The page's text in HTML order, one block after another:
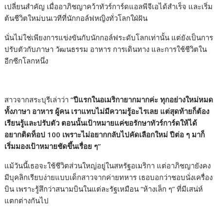
เปลี่ยนสำคัญ เมื่ออาภิชญาคว้าทัวร์การ์ดแอลพีจีเอได้สำเร็จ และเริ่ม
ต้นชีวิตใหม่บนเวทีที่นักกอล์ฟหญิงทั่วโลกใฝ่ฝัน
นั่นไม่ใช่เพียงการแข่งขันกับนักกอล์ฟระดับโลกเท่านั้น แต่ยังเป็นการ
ปรับตัวกับภาษา วัฒนธรรม อาหาร การเดินทาง และการใช้ชีวิตใน
อีกซีกโลกหนึ่ง
สาวจากสระบุรีเล่าว่า “ปีแรกในอเมริกายากมากค่ะ ทุกอย่างใหม่หมด
ทั้งภาษา อาหาร ผู้คน เราแทบไม่มีความรู้อะไรเลย แต่สุดท้ายก็ต้อง
เรียนรู้และปรับตัว ตอนนั้นเป้าหมายแค่ขอรักษาทัวร์การ์ดให้ได้
อยากติดท็อป 100 เพราะไม่อยากกลับไปคัดเลือกใหม่ ปีต่อ ๆ มาก็
เริ่มมองเป้าหมายชัดขึ้นเรื่อย ๆ”
แม้วันนี้เธอจะใช้ชีวิตส่วนใหญ่อยู่ในสหรัฐอเมริกา แต่อาภิชญายังคง
มีบุคลิกเรียบง่ายแบบเด็กสาวจากค่ายทหาร เธอบอกว่าชอบนั่งเครื่อง
บิน เพราะรู้สึกว่าสนามบินในแต่ละรัฐเหมือน “ห้างเล็ก ๆ” ที่มีเสน่ห์
แตกต่างกันไป